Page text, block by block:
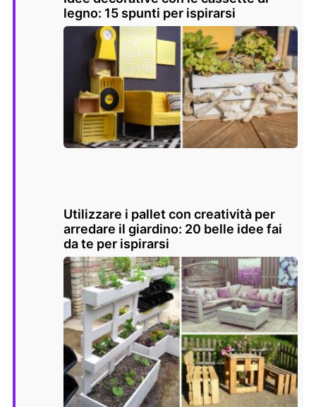
legno: 15 spunti per ispirarsi
Utilizzare i pallet con creatività per
arredare il giardino: 20 belle idee fai
da te per ispirarsi